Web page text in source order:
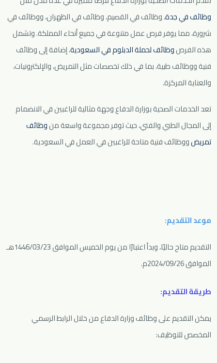
وظائف في جدة، وظائف في القصيم، وظائف في الظهران، ووظائف في
شرورة، مما يوفر فرص عمل متنوعة في جميع أنحاء المملكة. وتشمل
هذه الفرصوظائف لحملة الدبلوم في السعودية، إضافة إلى وظائف
فنية ووظائف طبية، بما في ذلك تخصصات مثل التمريض، والإلكترونيات،
والعناية المركزة.
تعد الخدمات الصحية بوزارة الدفاع وجهة مثالية للراغبين في الانضمام
إلى المجال الطبي والفني، حيث توفر مجموعة واسعة منوظائف
تمريضووظائف فنية متاحة للراغبين في العمل في السعودية.
موعد التقديم:
التقديم متاح حاليًا، وبدأ اعتبارًا من يوم الخميس الموافق 1446/03/23هـ
الموافق 2024/09/26م.
طريقة التقديم:
يمكن التقديم على وظائف وزارة الدفاع من خلال الرابط الرسمي
المخصص للتوظيف: